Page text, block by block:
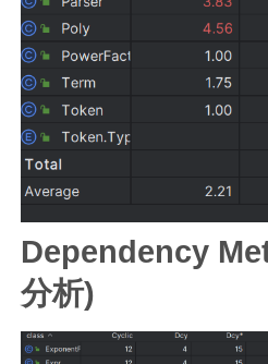
Dependency
分析)